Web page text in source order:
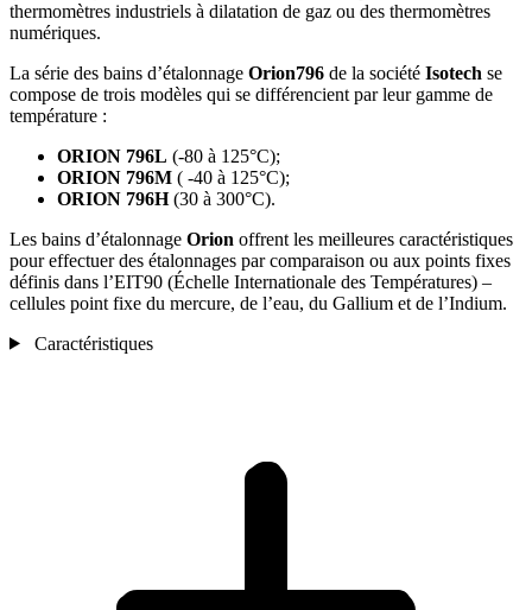
thermomètres industriels à dilatation de gaz ou des thermomètres
numériques.
La série des bains d’étalonnage Orion796 de la société Isotech se
compose de trois modèles qui se différencient par leur gamme de
température :
ORION 796L (-80 à 125°C);
ORION 796M ( -40 à 125°C);
ORION 796H(30 à 300°C).
Les bains d’étalonnage Orion offrent les meilleures caractéristiques
pour effectuer des étalonnages par comparaison ou aux points fixes
définis dans l’EIT90 (Échelle Internationale des Températures) –
cellules point fixe du mercure, de l’eau, du Gallium et de l’Indium.
Caractéristiques